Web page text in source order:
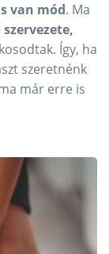
van mód. Ma
Így, ha
szeretnénk
már erre is